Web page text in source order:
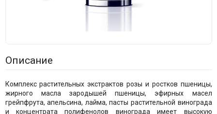
Описание
Комплекс растительных экстрактов розы и ростков пшеницы,
жирного масла зародышей пшеницы, эфирных масел
грейпфрута, апельсина, лайма, пасты растительной винограда
и концентрата полифенолов винограда имеет высокую